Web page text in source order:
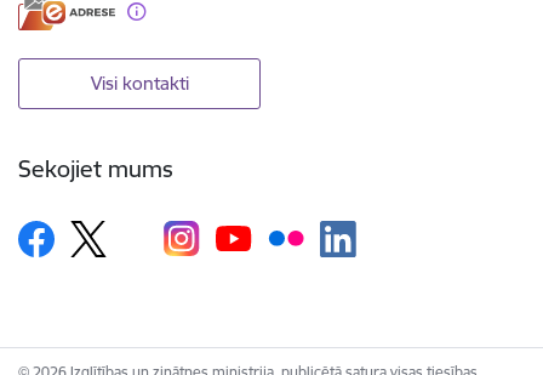
Visi kontakti
Sekojiet mums